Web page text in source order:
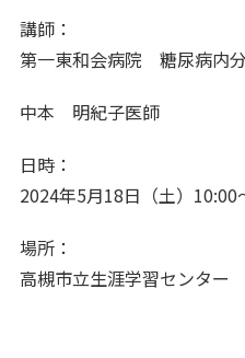
講師：
第一東和会病院 糖尿病内
中本 明紀子医師
日時：
2024年5月18日（土）10:00
場所：
高槻市立生涯学習センター